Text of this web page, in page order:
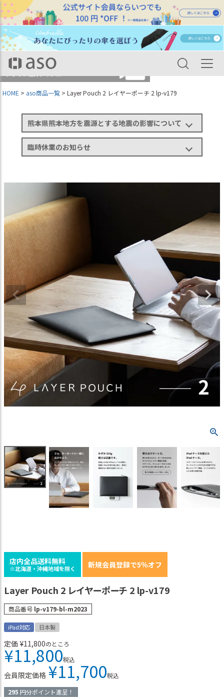
HOME aso商品一覧 Layer Pouch 2 レイヤーポーチ 2 lp-v179
熊本県熊本地方を震源とする地震の影響について
臨時休業のお知らせ
店内全品送料無料
※北海道・沖縄地域を除く 新規会員登録で5％オフ
Layer Pouch 2 レイヤーポーチ 2 lp-v179
商品番号 lp-v179-bl-m2023
iPad対応 日本製
定価 ¥11,800のところ
¥11,800税込
会員限定価格 ¥11,700税込
295 円分ポイント進呈！